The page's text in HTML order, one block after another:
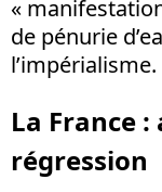
«
de pénurie
l’impérialisme.
La France
régression